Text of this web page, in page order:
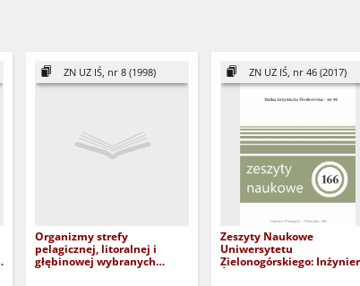
ZN UZ IŚ, nr 8 (1998)
Organizmy strefy
pelagicznej, litoralnej i
głębinowej wybranych
ZN UZ IŚ, nr 46 (2017)
Zeszyty Naukowe
Uniwersytetu
Zielonogórskiego: